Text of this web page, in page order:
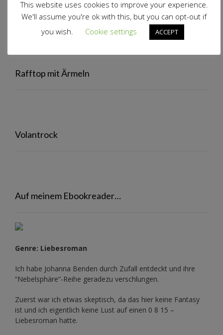
Volantjacke
Rafftop mit Ärmeln
Volantrock
Auf meinem Ebookreader…
Genre: Liebesroman
Ich habe Johanna Benden durch Zufall entdeckt und ihre
“Nebelsphäre”-Reihe geradezu verschlungen.
Zuerst war ich etwas skeptisch, da das hier keine Fantasy
ist und ich eigentlich keine Lust auf einen 0 8 15 –
Liebesroman hatte.
This website uses cookies to improve your experience.
We'll assume you're ok with this, but you can opt-out if
you wish.
Cookie settings ACCEPT